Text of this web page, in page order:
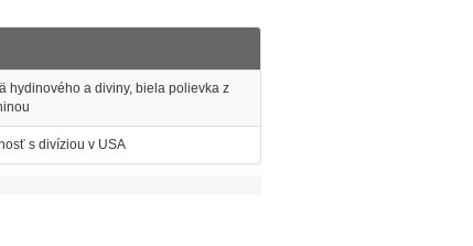
hydinového a diviny, biela polievka z
s divíziou v USA